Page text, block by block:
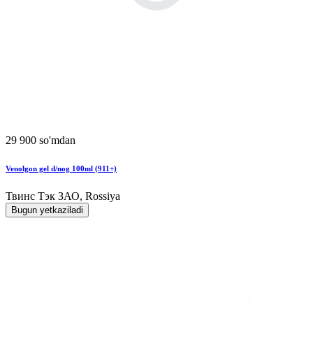
29 900 so'mdan
Venolgon gel d/nog 100ml (911+)
Твинс Тэк ЗАО, Rossiya
Bugun yetkaziladi